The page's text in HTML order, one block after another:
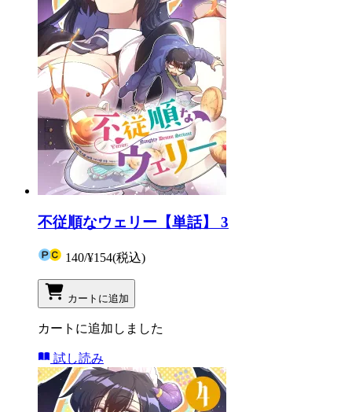
不従順なウェリー【単話】 3
140/¥154(税込)
カートに追加
カートに追加しました
試し読み